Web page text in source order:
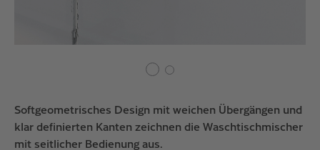
Softgeometrisches Design mit weichen Übergängen und
klar definierten Kanten zeichnen die Waschtischmischer
mit seitlicher Bedienung aus.